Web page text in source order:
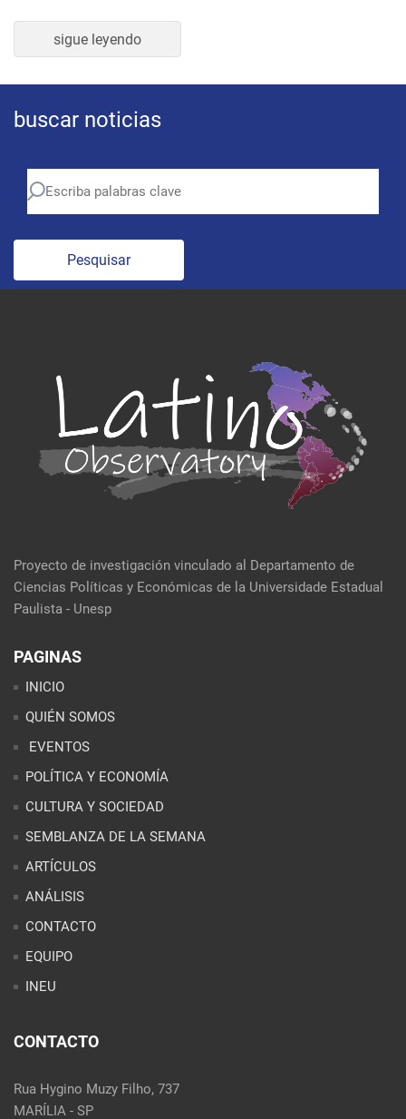
Pesquisar
Proyecto de investigación vinculado al Departamento de
Ciencias Políticas y Económicas de la Universidade Estadual
Paulista - Unesp
QUIÉN SOMOS
EVENTOS
CULTURA Y SOCIEDAD
SEMBLANZA DE LA SEMANA
ARTÍCULOS
ANÁLISIS
CONTACTO
EQUIPO
INEU
CONTACTO
MARÍLIA - SP
contato@latinoobservatory.org
Idioma
REDES SOCIALES